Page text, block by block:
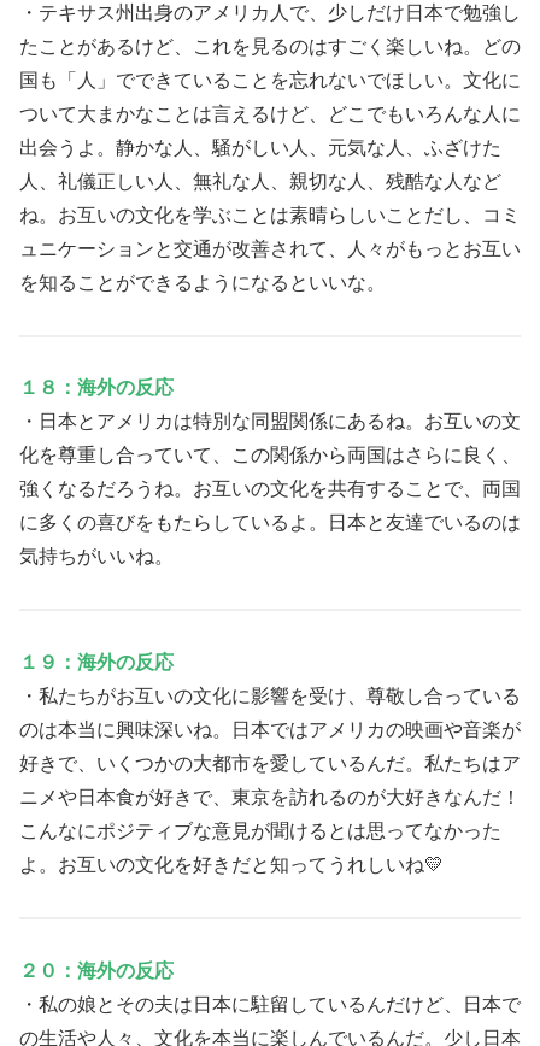
・テキサス州出身のアメリカ人で、少しだけ日本で勉強し
たことがあるけど、これを見るのはすごく楽しいね。どの
国も「人」でできていることを忘れないでほしい。文化に
ついて大まかなことは言えるけど、どこでもいろんな人に
出会うよ。静かな人、騒がしい人、元気な人、ふざけた
人、礼儀正しい人、無礼な人、親切な人、残酷な人など
ね。お互いの文化を学ぶことは素晴らしいことだし、コミ
ュニケーションと交通が改善されて、人々がもっとお互い
を知ることができるようになるといいな。
１８：海外の反応
・日本とアメリカは特別な同盟関係にあるね。お互いの文
化を尊重し合っていて、この関係から両国はさらに良く、
強くなるだろうね。お互いの文化を共有することで、両国
に多くの喜びをもたらしているよ。日本と友達でいるのは
気持ちがいいね。
１９：海外の反応
・私たちがお互いの文化に影響を受け、尊敬し合っている
のは本当に興味深いね。日本ではアメリカの映画や音楽が
好きで、いくつかの大都市を愛しているんだ。私たちはア
ニメや日本食が好きで、東京を訪れるのが大好きなんだ！
こんなにポジティブな意見が聞けるとは思ってなかった
よ。お互いの文化を好きだと知ってうれしいね💛
２０：海外の反応
・私の娘とその夫は日本に駐留しているんだけど、日本で
の生活や人々、文化を本当に楽しんでいるんだ。少し日本